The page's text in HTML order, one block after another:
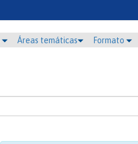
Áreas temáticas Formato